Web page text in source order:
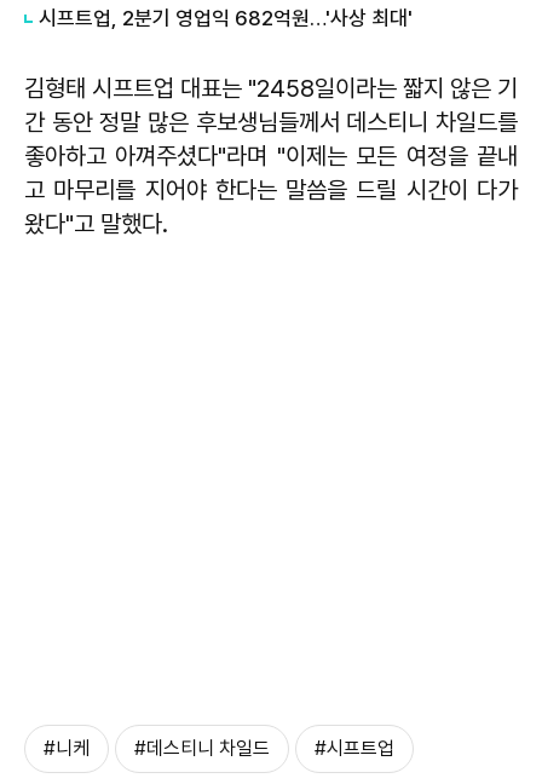
시프트업, 2분기 영업익 682억원…'사상 최대'
김형태 시프트업 대표는 "2458일이라는 짧지 않은 기
간 동안 정말 많은 후보생님들께서 데스티니 차일드를
좋아하고 아껴주셨다"라며 "이제는 모든 여정을 끝내
고 마무리를 지어야 한다는 말씀을 드릴 시간이 다가
왔다"고 말했다.
#니케 #데스티니 차일드 #시프트업